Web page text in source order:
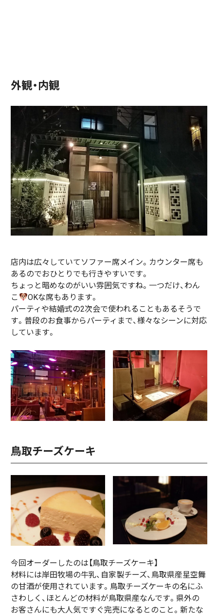
外観・内観
店内は広々していてソファー席メイン。カウンター席も
あるのでおひとりでも行きやすいです。
ちょっと暗めなのがいい雰囲気ですね。一つだけ、わん
こ
OKな席もあります。
パーティや結婚式の2次会で使われることもあるそうで
す。普段のお食事からパーティまで、様々なシーンに対応
しています。
鳥取チーズケーキ
今回オーダーしたのは【鳥取チーズケーキ】
材料には岸田牧場の牛乳、自家製チーズ、鳥取県産星空舞
の甘酒が使用されています。鳥取チーズケーキの名にふ
さわしく、ほとんどの材料が鳥取県産なんです。県外の
お客さんにも大人気ですぐ完売になるとのこと。新たな